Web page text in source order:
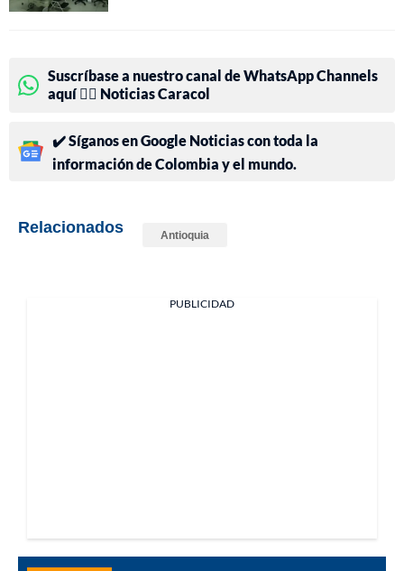
Suscríbase a nuestro canal de WhatsApp Channels
aquí 👉🏻 Noticias Caracol
✔️ Síganos en Google Noticias con toda la
información de Colombia y el mundo.
Relacionados Antioquia
PUBLICIDAD